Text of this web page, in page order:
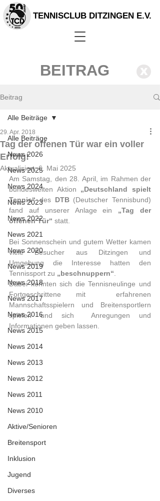
TENNISCLUB DITZINGEN E.V.
BEITRAG X
Beitrag
Alle Beiträge
News 2026
News 2025
News 2024
News 2023
News 2022
News 2021
News 2020
News 2019
News 2018
News 2017
News 2016
News 2015
News 2014
News 2013
News 2012
News 2011
News 2010
Aktive/Senioren
Breitensport
Inklusion
Jugend
Diverses
Alle Beiträge
Tag der offenen Tür war ein voller
Erfolg!
29. Apr. 2018
Aktualisiert:6. Mai 2025
Am Samstag, den 28. April, im Rahmen der
bundesweiten Aktion „Deutschland spielt
Tennis“ des DTB (Deutscher Tennisbund)
fand auf unserer Anlage ein „Tag der
offenen Tür“ statt.
Bei Sonnenschein und gutem Wetter kamen
viele Besucher aus Ditzingen und
Umgebung die Interesse hatten den
Tennissport zu „beschnuppern“
Dabei konnten sich die Tennisneulinge und
Fortgeschrittene mit  erfahrenen
Mannschaftsspielern und Breitensportlern
spielen und sich  Anregungen und
Informationen geben lassen.